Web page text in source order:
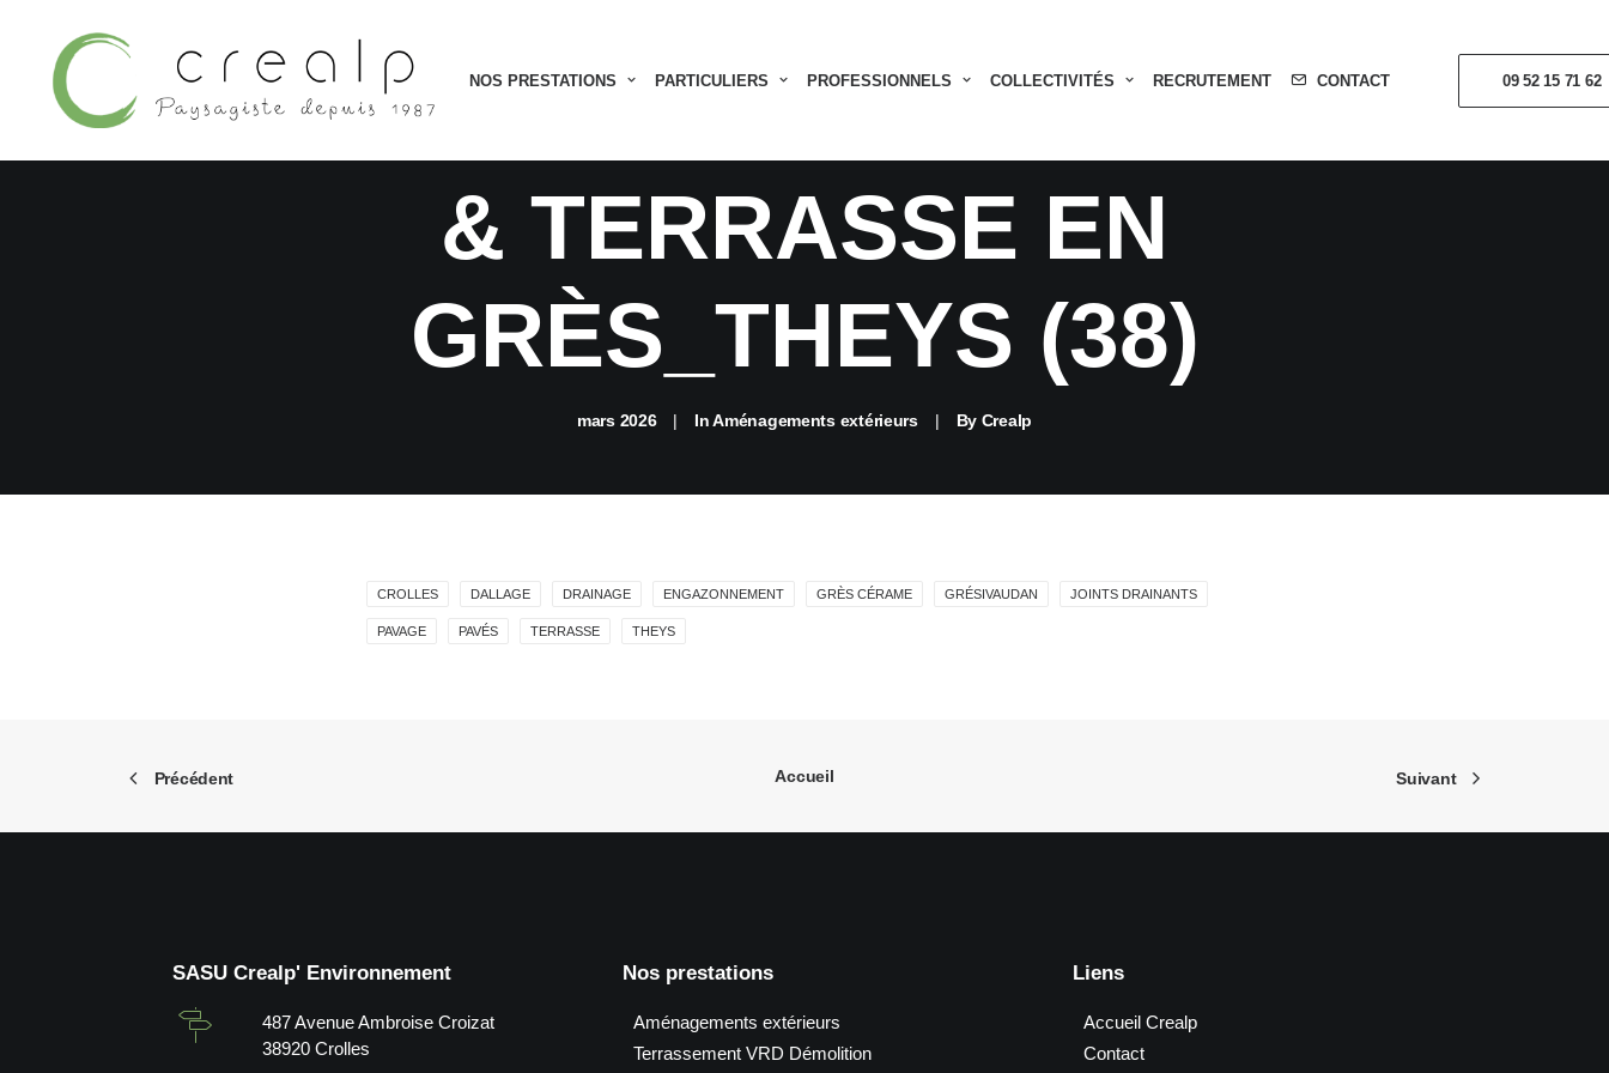
NOS PRESTATIONS PARTICULIERS PROFESSIONNELS COLLECTIVITÉS RECRUTEMENT CONTACT 09 52 15 71 62
PAVAGE À JOINTS DRAINANTS
& TERRASSE EN
GRÈS_THEYS (38)
mars 2026 | InAménagements extérieurs | By Crealp
CROLLES DALLAGE DRAINAGE ENGAZONNEMENT GRÈS CÉRAME GRÉSIVAUDAN JOINTS DRAINANTS
PAVAGE PAVÉS TERRASSE THEYS
Précédent Accueil Suivant
SASU Crealp' Environnement
487 Avenue Ambroise Croizat
38920 Crolles
Nos prestations
Aménagements extérieurs
Terrassement VRD Démolition
Liens
Accueil Crealp
Contact